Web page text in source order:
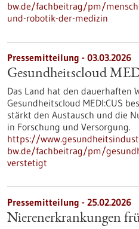
bw.de/fachbeitrag/pm/
und-robotik-der-medizin
Pressemitteilung - 03.03.2026
Gesundheitscloud
Das Land hat den dauerhaften
Gesundheitscloud MEDI:CUS
stärkt den Austausch und die
in Forschung und Versorgung.
https://
bw.de/fachbeitrag/pm/
verstetigt
Pressemitteilung - 25.02.2026
Nierenerkrankungen